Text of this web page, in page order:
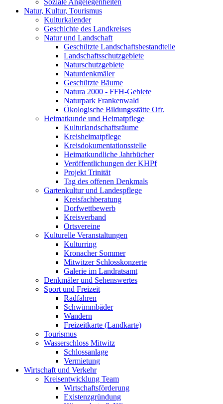
Soziale Angelegenheiten
Natur, Kultur, Tourismus
Kulturkalender
Geschichte des Landkreises
Natur und Landschaft
Geschützte Landschaftsbestandteile
Landschaftsschutzgebiete
Naturschutzgebiete
Naturdenkmäler
Geschützte Bäume
Natura 2000 - FFH-Gebiete
Naturpark Frankenwald
Ökologische Bildungsstätte Ofr.
Heimatkunde und Heimatpflege
Kulturlandschaftsräume
Kreisheimatpflege
Kreisdokumentationsstelle
Heimatkundliche Jahrbücher
Veröffentlichungen der KHPf
Projekt Trinität
Tag des offenen Denkmals
Gartenkultur und Landespflege
Kreisfachberatung
Dorfwettbewerb
Kreisverband
Ortsvereine
Kulturelle Veranstaltungen
Kulturring
Kronacher Sommer
Mitwitzer Schlosskonzerte
Galerie im Landratsamt
Denkmäler und Sehenswertes
Sport und Freizeit
Radfahren
Schwimmbäder
Wandern
Freizeitkarte (Landkarte)
Tourismus
Wasserschloss Mitwitz
Schlossanlage
Vermietung
Wirtschaft und Verkehr
Kreisentwicklung Team
Wirtschaftsförderung
Existenzgründung